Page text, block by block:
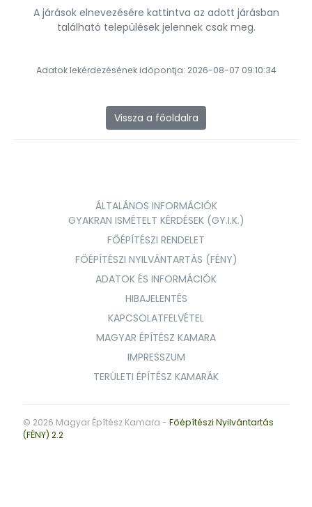
A járások elnevezésére kattintva az adott járásban
található települések jelennek csak meg.
Adatok lekérdezésének időpontja: 2026-08-07 09:10:34
Vissza a főoldalra
ÁLTALÁNOS INFORMÁCIÓK
GYAKRAN ISMÉTELT KÉRDÉSEK (GY.I.K.)
FŐÉPÍTÉSZI RENDELET
FŐÉPÍTÉSZI NYILVÁNTARTÁS (FÉNY)
ADATOK ÉS INFORMÁCIÓK
HIBAJELENTÉS
KAPCSOLATFELVÉTEL
MAGYAR ÉPÍTÉSZ KAMARA
IMPRESSZUM
TERÜLETI ÉPÍTÉSZ KAMARÁK
© 2026 Magyar Építész Kamara - Főépítészi Nyilvántartás
(FÉNY) 2.2